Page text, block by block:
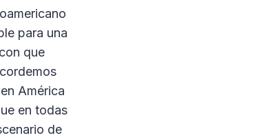
para una
que
América
en todas
de